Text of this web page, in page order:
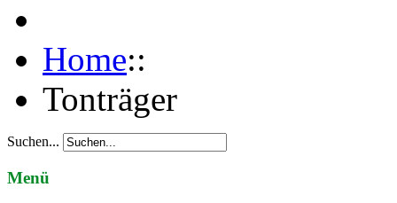
Home::
Tonträger
Suchen...
Menü